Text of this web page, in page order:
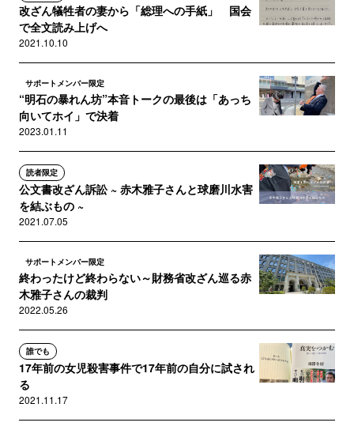
改ざん犠牲者の妻から「総理への手紙」 国会
で全文読み上げへ
2021.10.10
サポートメンバー限定
“明石の暴れん坊”本音トークの最後は「あっち
向いてホイ」で決着
2023.01.11
読者限定
公文書改ざん訴訟 ~ 赤木雅子さんと球磨川水害
を結ぶもの ~
2021.07.05
サポートメンバー限定
終わったけど終わらない～財務省改ざん巡る赤
木雅子さんの裁判
2022.05.26
誰でも
17年前の女児殺害事件で17年前の自分に試され
る
2021.11.17